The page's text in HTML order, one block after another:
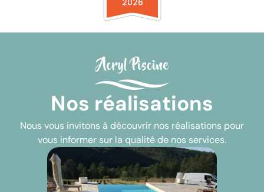
Nos réalisations
Nous vous invitons à découvrir nos réalisations pour
vous informer sur la qualité de nos services.